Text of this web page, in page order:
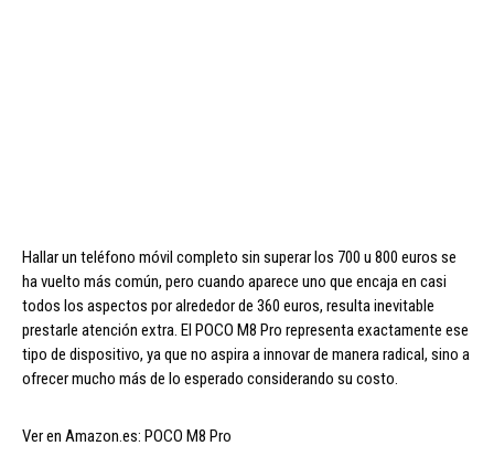
Hallar un teléfono móvil completo sin superar los 700 u 800 euros se
ha vuelto más común, pero cuando aparece uno que encaja en casi
todos los aspectos por alrededor de 360 euros, resulta inevitable
prestarle atención extra. El POCO M8 Pro representa exactamente ese
tipo de dispositivo, ya que no aspira a innovar de manera radical, sino a
ofrecer mucho más de lo esperado considerando su costo.
Ver en Amazon.es: POCO M8 Pro